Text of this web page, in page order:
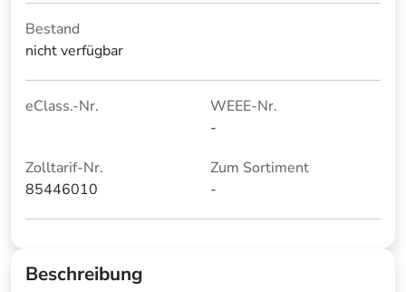
Bestand
nicht verfügbar
eClass.-Nr.
WEEE-Nr.
-
Zolltarif-Nr.
85446010
Zum Sortiment
-
Beschreibung